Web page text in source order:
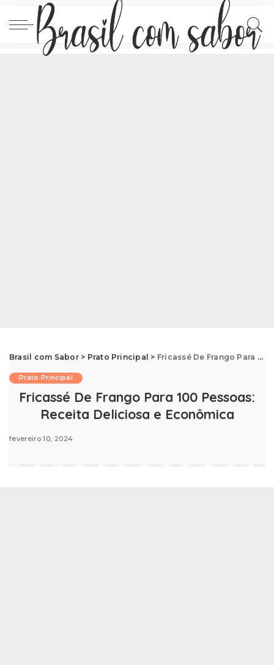
Brasil com Sabor> Prato Principal > Fricassé De Frango Para 100 Pessoas: Receita Deliciosa e Econômica
Prato Principal
Fricassé De Frango Para 100 Pessoas:
Receita Deliciosa e Econômica
fevereiro 10, 2024